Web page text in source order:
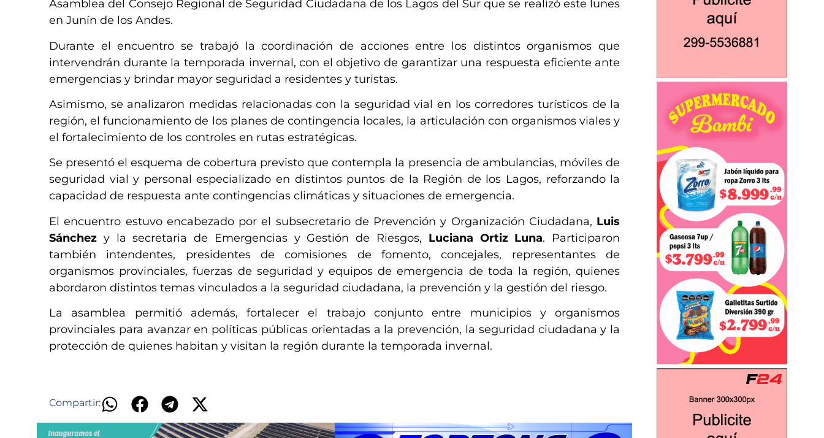
Asamblea del Consejo Regional de Seguridad Ciudadana de los Lagos del Sur que se realizó este lunes
en Junín de los Andes.
Durante el encuentro se trabajó la coordinación de acciones entre los distintos organismos que
intervendrán durante la temporada invernal, con el objetivo de garantizar una respuesta eficiente ante
emergencias y brindar mayor seguridad a residentes y turistas.
Asimismo, se analizaron medidas relacionadas con la seguridad vial en los corredores turísticos de la
región, el funcionamiento de los planes de contingencia locales, la articulación con organismos viales y
el fortalecimiento de los controles en rutas estratégicas.
Se presentó el esquema de cobertura previsto que contempla la presencia de ambulancias, móviles de
seguridad vial y personal especializado en distintos puntos de la Región de los Lagos, reforzando la
capacidad de respuesta ante contingencias climáticas y situaciones de emergencia.
El encuentro estuvo encabezado por el subsecretario de Prevención y Organización Ciudadana, Luis
Sánchez y la secretaria de Emergencias y Gestión de Riesgos, Luciana Ortiz Luna. Participaron
también intendentes, presidentes de comisiones de fomento, concejales, representantes de
organismos provinciales, fuerzas de seguridad y equipos de emergencia de toda la región, quienes
abordaron distintos temas vinculados a la seguridad ciudadana, la prevención y la gestión del riesgo.
La asamblea permitió además, fortalecer el trabajo conjunto entre municipios y organismos
provinciales para avanzar en políticas públicas orientadas a la prevención, la seguridad ciudadana y la
protección de quienes habitan y visitan la región durante la temporada invernal.
Compartir: